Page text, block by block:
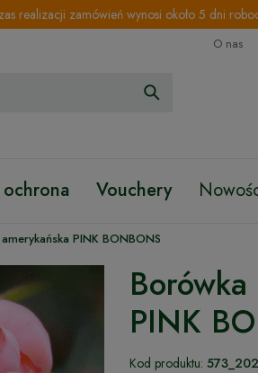
realizacji zamówień wynosi około 5 dni
O nas
Vouchery
PINK BONBONS
PINK
Kod produktu: